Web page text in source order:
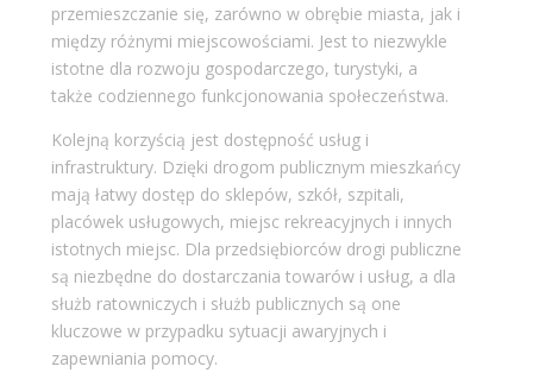
przemieszczanie się, zarówno w obrębie miasta, jak i
między różnymi miejscowościami. Jest to niezwykle
istotne dla rozwoju gospodarczego, turystyki, a
także codziennego funkcjonowania społeczeństwa.
Kolejną korzyścią jest dostępność usług i
infrastruktury. Dzięki drogom publicznym mieszkańcy
mają łatwy dostęp do sklepów, szkół, szpitali,
placówek usługowych, miejsc rekreacyjnych i innych
istotnych miejsc. Dla przedsiębiorców drogi publiczne
są niezbędne do dostarczania towarów i usług, a dla
służb ratowniczych i służb publicznych są one
kluczowe w przypadku sytuacji awaryjnych i
zapewniania pomocy.